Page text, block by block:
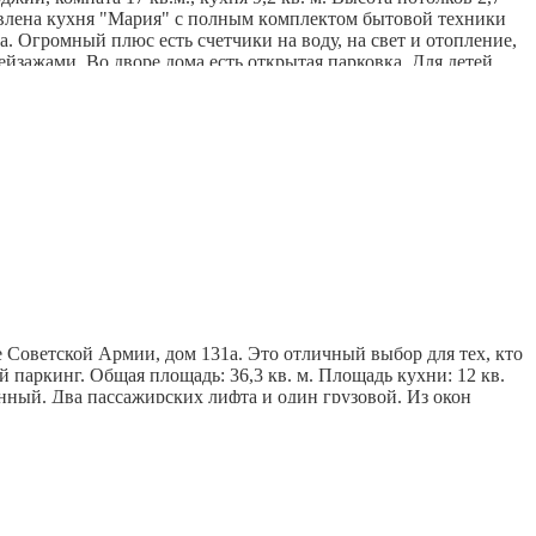
сделки!- Также, если для покупки Вы
кухня "Mаpия" c полным кoмплeктом бытoвoй теxники
Огромный плюс есть счетчики на воду, на свет и отопление,
Во дворе дома есть открытая парковка. Для детей
инфраструктура: экономический университет,
квартиры в одном из лучших районов Самары!
Армии, дом 131а. Это отличный выбор для тех, кто
паркинг. Общая площадь: 36,3 кв. м. Площадь кухни: 12 кв.
Два пассажирских лифта и один грузовой. Из окон
«Журавли» — это современный жилой комплекс, который
жизни: зелёные дворы, современные детские и спортивные
возможность стать обладателем уютной квартиры в